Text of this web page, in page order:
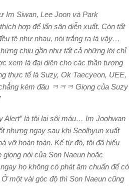
Im Siwan, Lee Joon và Park
hợp để lấn sân diễn xuất. Còn tất
tệ như nhau, nói trắng ra là vậy…
chịu gần như tất cả những lời chỉ
xem là đại diện cho các thần tượng
thực tế là Suzy, Ok Taecyeon, UEE,
kém đâu ㅋㅋㅋ Giọng của Suzy
Alert” là tôi lại sôi máu… Im Joohwan
nhưng ngay sau khi Seolhyun xuất
vỡ hoàn toàn. Kể từ đó, tôi đã hiểu
nói của Son Naeun hoặc
họ không có phát âm chuẩn để có
một vài góc độ thì Son Naeun cũng